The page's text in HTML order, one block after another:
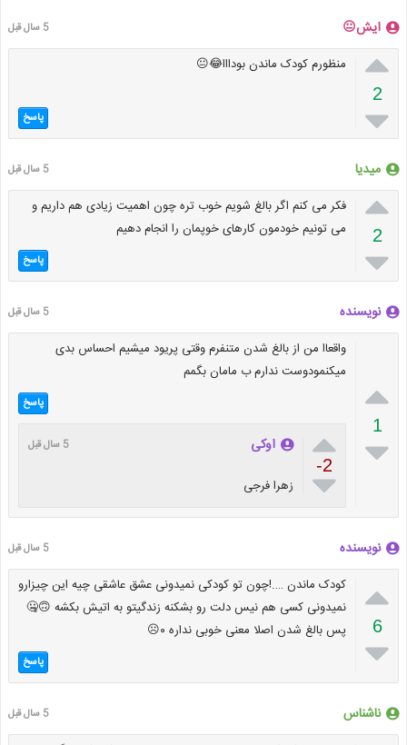
ایش😐 5 سال قبل

2

منظورم کودک ماندن بودااا😂😐
پاسخ
میدیا 5 سال قبل

2

فکر می کنم اگر بالغ شویم خوب تره چون اهمیت زیادی هم داریم و
می تونیم خودمون کارهای خوپمان را انجام دهیم
پاسخ
نویسنده 5 سال قبل

1

واقعاا من از بالغ شدن متنفرم وقتی پریود میشیم احساس بدی
میکنمودوست ندارم ب مامان بگمم
پاسخ

-2

اوکی 5 سال قبل
زهرا فرجی
نویسنده 5 سال قبل

6

کودک ماندن ….!چون تو کودکی نمیدونی عشق عاشقی چیه این چیزارو
نمیدونی کسی هم نیس دلت رو بشکنه زندگیتو به اتیش بکشه 🙃🤐
پس بالغ شدن اصلا معنی خوبی نداره ۰☹
پاسخ
ناشناس 5 سال قبل